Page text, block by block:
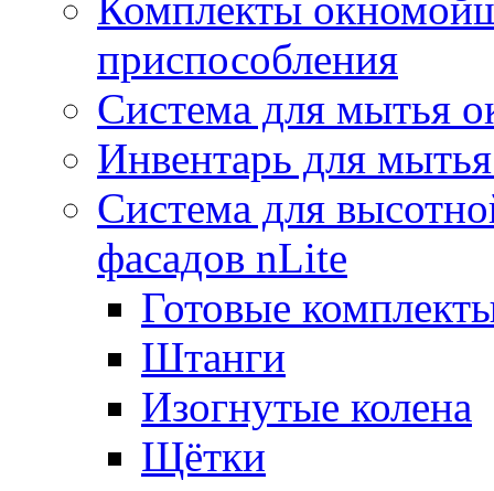
приспособления
Система для мытья
Инвентарь для
Система для
фасадов nLite
Готовые
Штанги
Изогнутые колена
Щётки